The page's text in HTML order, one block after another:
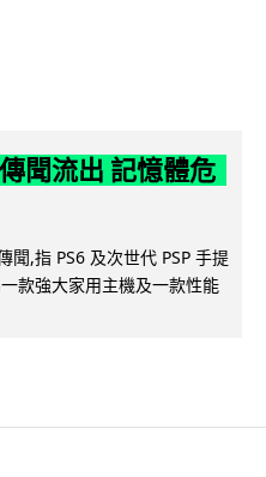
聞流出 記憶體危
聞,指 PS6 及次世代 PSP 手提
款強大家用主機及一款性能